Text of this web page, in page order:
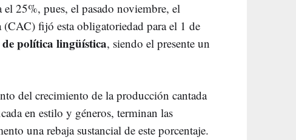
25%, pues, el pasado noviembre, el
fijó esta obligatoriedad para el 1 de
política lingüística, siendo el presente un
del crecimiento de la producción cantada
en estilo y géneros, terminan las
una rebaja sustancial de este porcentaje.